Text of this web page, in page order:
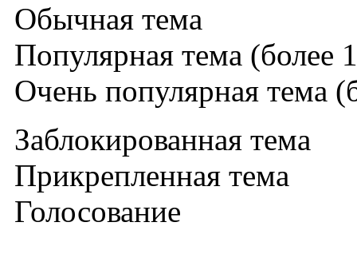
Обычная тема
Популярная тема (более
Очень популярная тема
Заблокированная тема
Прикрепленная тема
Голосование